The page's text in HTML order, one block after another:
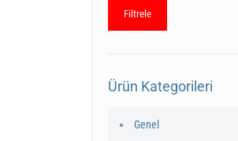
Filtrele
Ürün Kategorileri
Genel